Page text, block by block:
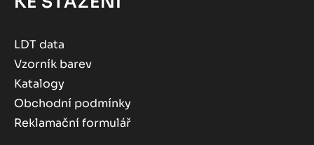
LDT data
Vzorník barev
Katalogy
Obchodní podmínky
Reklamační formulář